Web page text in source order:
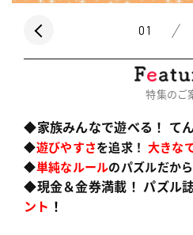
01
特集のご
◆家族みんなで遊べる！ て
◆遊びやすさを追求！ 大きな
◆単純なルールのパズルだか
◆現金＆金券満載！ パズル
ント ！